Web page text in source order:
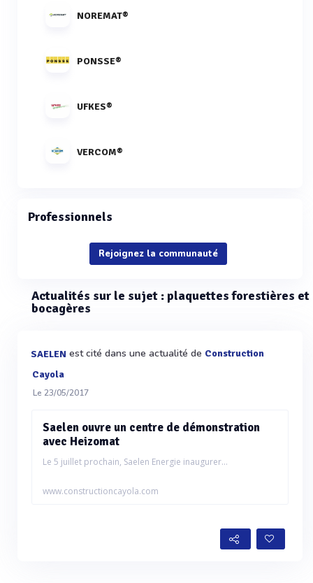
NOREMAT®
PONSSE®
UFKES®
VERCOM®
Professionnels
Rejoignez la communauté
Actualités sur le sujet : plaquettes forestières et
bocagères
SAELEN est cité dans une actualité de Construction
Cayola
Le 23/05/2017
Saelen ouvre un centre de démonstration
avec Heizomat
Le 5 juillet prochain, Saelen Energie inaugurer...
www.constructioncayola.com